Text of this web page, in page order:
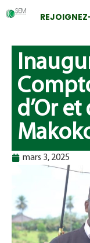
d’Or
mars 3, 2025